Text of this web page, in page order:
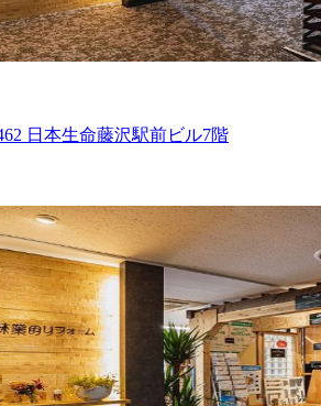
日本生命藤沢駅前ビル7階